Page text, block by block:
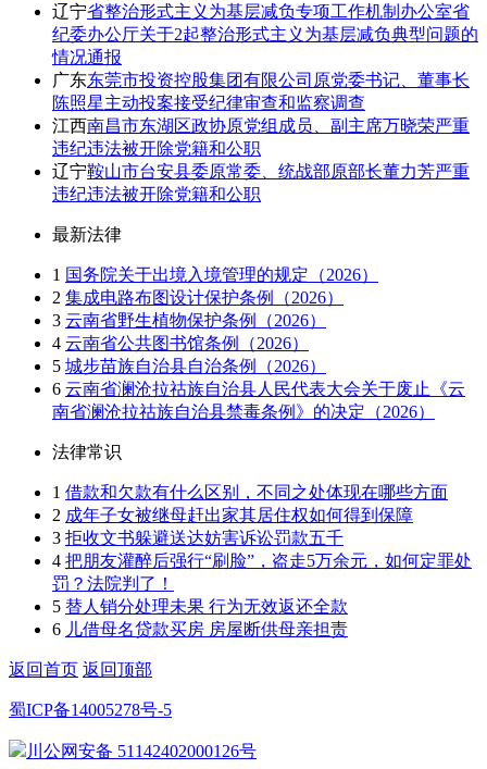
辽宁省整治形式主义为基层减负专项工作机制办公室省
纪委办公厅关于2起整治形式主义为基层减负典型问题的
情况通报
广东东莞市投资控股集团有限公司原党委书记、董事长
陈照星主动投案接受纪律审查和监察调查
江西南昌市东湖区政协原党组成员、副主席万晓荣严重
违纪违法被开除党籍和公职
辽宁鞍山市台安县委原常委、统战部原部长董力芳严重
违纪违法被开除党籍和公职
最新法律
1 国务院关于出境入境管理的规定（2026）
2 集成电路布图设计保护条例（2026）
3 云南省野生植物保护条例（2026）
4 云南省公共图书馆条例（2026）
5 城步苗族自治县自治条例（2026）
6 云南省澜沧拉祜族自治县人民代表大会关于废止《云
南省澜沧拉祜族自治县禁毒条例》的决定（2026）
法律常识
1 借款和欠款有什么区别，不同之处体现在哪些方面
2 成年子女被继母赶出家其居住权如何得到保障
3 拒收文书躲避送达妨害诉讼罚款五千
4 把朋友灌醉后强行“刷脸”，盗走5万余元，如何定罪处
罚？法院判了！
5 替人销分处理未果 行为无效返还全款
6 儿借母名贷款买房 房屋断供母亲担责
返回首页 返回顶部
蜀ICP备14005278号-5
川公网安备 51142402000126号